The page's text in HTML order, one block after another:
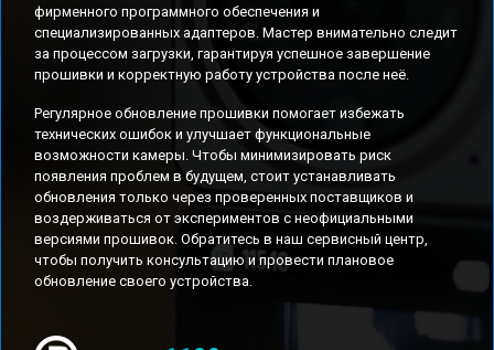
фирменного программного обеспечения и
специализированных адаптеров. Мастер внимательно следит
за процессом загрузки, гарантируя успешное завершение
прошивки и корректную работу устройства после неё.
Регулярное обновление прошивки помогает избежать
технических ошибок и улучшает функциональные
возможности камеры. Чтобы минимизировать риск
появления проблем в будущем, стоит устанавливать
обновления только через проверенных поставщиков и
воздерживаться от экспериментов с неофициальными
версиями прошивок. Обратитесь в наш сервисный центр,
чтобы получить консультацию и провести плановое
обновление своего устройства.